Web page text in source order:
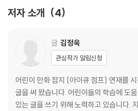
쏙쏙! 지구를 구하는 환경 정보 - 땅과 음식 …
6 폐허가 된 도시 … 142
쏙쏙! 지구를 구하는 환경 정보 - 생명의 터
저자 소개 4
글 김정욱
관심작가 알림신청
어린이 만화 잡지 [아이큐 점프] 연재를
글을 써 왔습니다. 어린이들의 학습에 도
있는 글을 쓰기 위해 노력하고 있습니다.